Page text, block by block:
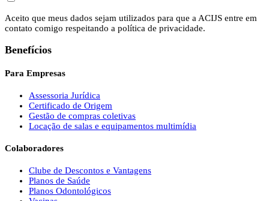
Aceito que meus dados sejam utilizados para que a ACIJS entre em
contato comigo respeitando a política de privacidade.
Benefícios
Para Empresas
Assessoria Jurídica
Certificado de Origem
Gestão de compras coletivas
Locação de salas e equipamentos multimídia
Colaboradores
Clube de Descontos e Vantagens
Planos de Saúde
Planos Odontológicos